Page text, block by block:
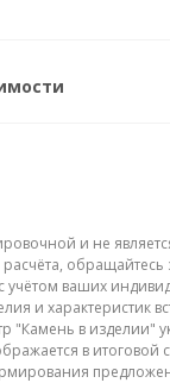
и не
обращайтесь
ваших
и характеристик
"Камень в изделии"
в итоговой